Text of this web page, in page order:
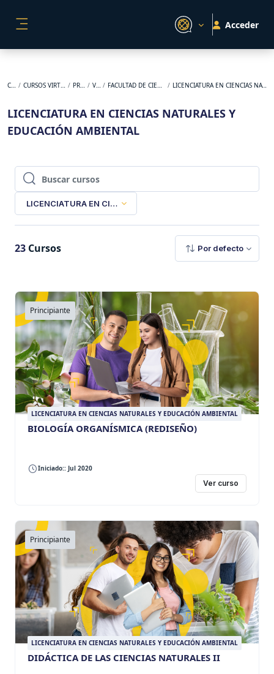
Acceder
Cursos CURSOS VIRTUALES ORIGINALES PREGRADO VIRTUAL FACULTAD DE CIENCIAS DE LA EDUCACIÓN LICENCIATURA EN CIENCIAS NATURALES Y EDUCACIÓN AMBIENTAL
LICENCIATURA EN CIENCIAS NATURALES Y
EDUCACIÓN AMBIENTAL
Buscar cursos
Buscar cursos
LICENCIATURA EN CIENCIAS NATURALES Y EDUCACIÓN
23 Cursos Por defecto
Principiante
LICENCIATURA EN CIENCIAS NATURALES Y EDUCACIÓN AMBIENTAL
BIOLOGÍA ORGANÍSMICA (REDISEÑO)
Iniciado:: Jul 2020
Ver curso
Principiante
LICENCIATURA EN CIENCIAS NATURALES Y EDUCACIÓN AMBIENTAL
DIDÁCTICA DE LAS CIENCIAS NATURALES II